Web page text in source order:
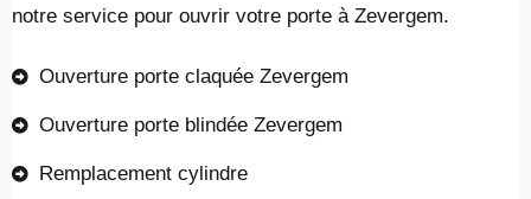
notre service pour ouvrir votre porte à Zevergem.
Ouverture porte claquée Zevergem
Ouverture porte blindée Zevergem
Remplacement cylindre